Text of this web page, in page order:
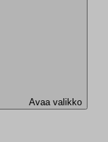
Avaa valikko